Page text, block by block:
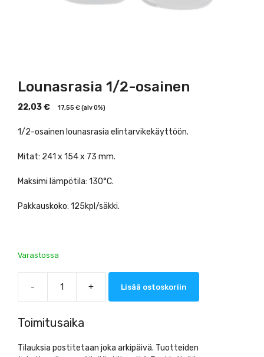
Lounasrasia 1/2-osainen
22,03€ 17,55 €(alv 0%)
1/2-osainen lounasrasia elintarvikekäyttöön.
Mitat: 241 x 154 x 73 mm.
Maksimi lämpötila: 130°C.
Pakkauskoko: 125kpl/säkki.
Varastossa
-
Lounasrasia
1/2-
+ Lisää ostoskoriin
Toimitusaika
Tilauksia postitetaan joka arkipäivä. Tuotteiden